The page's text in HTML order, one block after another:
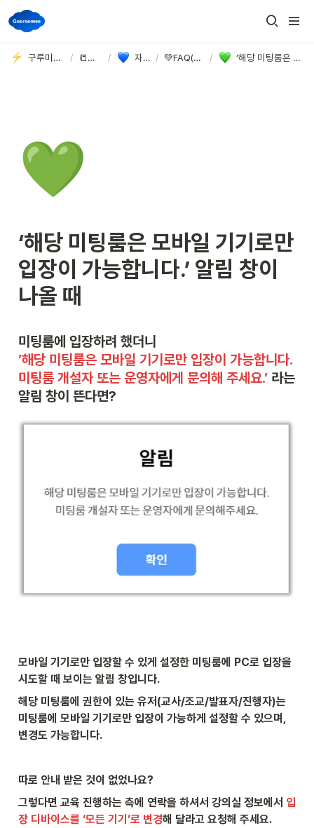
구루미Biz 고객지원 데스크 / 📒이용가이드 / 자주 묻는 질문 / 💚FAQ(참여자, 학생)💚 / ‘해당 미팅룸은 모바일 기기로만 입장이 가능합니다.’ 알림 창이 나올 때
💚
‘해당 미팅룸은 모바일 기기로만
입장이 가능합니다.’ 알림 창이
나올 때
’해당 미팅룸은 모바일 기기로만 입장이 가능합니다.
미팅룸 개설자 또는 운영자에게 문의해 주세요.’ 라는
알림 창이 뜬다면?
모바일 기기로만 입장할 수 있게 설정한 미팅룸에 PC로 입장을
시도할 때 보이는 알림 창입니다.
해당 미팅룸에 권한이 있는 유저(교사/조교/발표자/진행자)는
미팅룸에 모바일 기기로만 입장이 가능하게 설정할 수 있으며,
변경도 가능합니다.
따로 안내 받은 것이 없었나요?
그렇다면 교육 진행하는 측에 연락을 하셔서 강의실 정보에서 입
장 디바이스를 ‘모든 기기’로 변경해 달라고 요청해 주세요.